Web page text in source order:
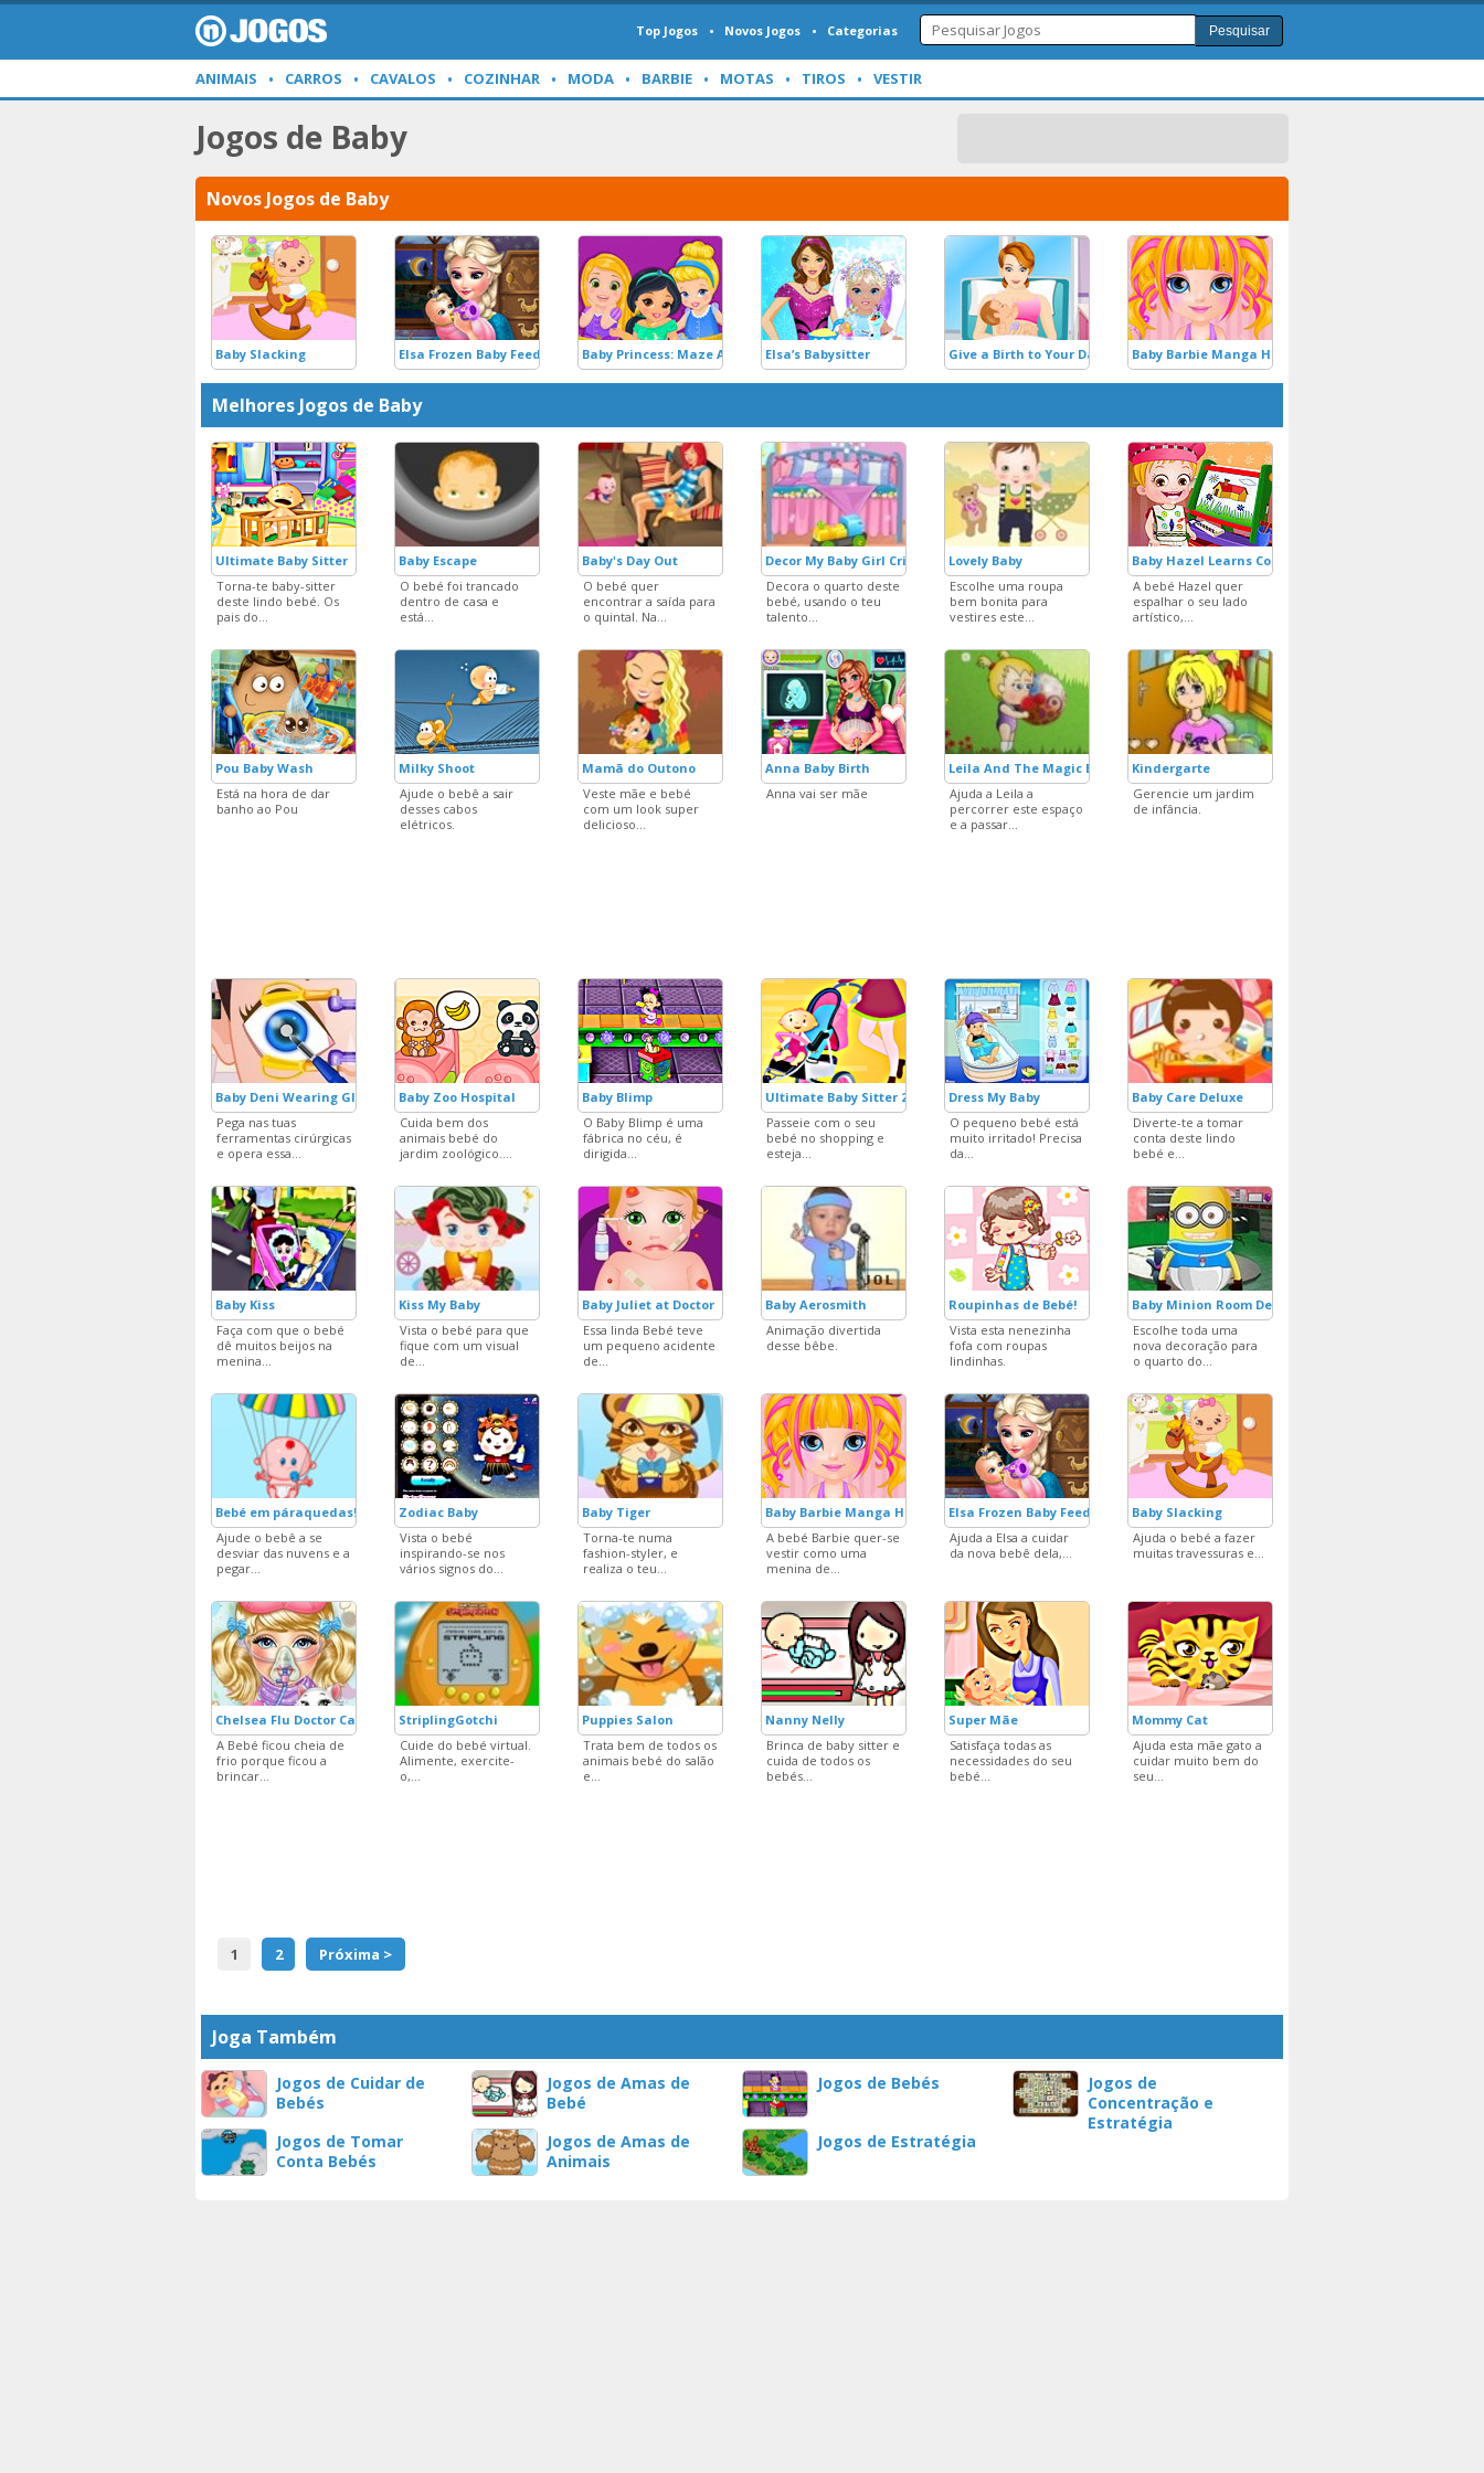
Top Jogos Novos Jogos Categorias Pesquisar
ANIMAIS CARROS CAVALOS COZINHAR MODA BARBIE MOTAS TIROS VESTIR
Jogos de Baby
Novos Jogos de Baby
Baby Slacking Elsa Frozen Baby Feeding Baby Princess: Maze AdventureElsa’s Babysitter Give a Birth to Your DaughterBaby Barbie Manga Haircuts
Melhores Jogos de Baby
Ultimate Baby Sitter
Torna-te baby-sitter
deste lindo bebé. Os
pais do...
Baby Escape
O bebé foi trancado
dentro de casa e
está...
Baby's Day Out
O bebé quer
encontrar a saída para
o quintal. Na...
Decor My Baby Girl Crib
Decora o quarto deste
bebé, usando o teu
talento...
Lovely Baby
Escolhe uma roupa
bem bonita para
vestires este...
Baby Hazel Learns Colours
A bebé Hazel quer
espalhar o seu lado
artístico,...
Pou Baby Wash
Está na hora de dar
banho ao Pou
Milky Shoot
Ajude o bebê a sair
desses cabos
elétricos.
Mamã do Outono
Veste mãe e bebé
com um look super
delicioso...
Anna Baby Birth
Anna vai ser mãe
Leila And The Magic Ball
Ajuda a Leila a
percorrer este espaço
e a passar...
Kindergarte
Gerencie um jardim
de infância.
Baby Deni Wearing Glasses
Pega nas tuas
ferramentas cirúrgicas
e opera essa...
Baby Zoo Hospital
Cuida bem dos
animais bebé do
jardim zoológico....
Baby Blimp
O Baby Blimp é uma
fábrica no céu, é
dirigida...
Ultimate Baby Sitter 2
Passeie com o seu
bebé no shopping e
esteja...
Dress My Baby
O pequeno bebé está
muito irritado! Precisa
da...
Baby Care Deluxe
Diverte-te a tomar
conta deste lindo
bebé e...
Baby Kiss
Faça com que o bebé
dê muitos beijos na
menina...
Kiss My Baby
Vista o bebé para que
fique com um visual
de...
Baby Juliet at Doctor
Essa linda Bebé teve
um pequeno acidente
de...
Baby Aerosmith
Animação divertida
desse bêbe.
Roupinhas de Bebé!
Vista esta nenezinha
fofa com roupas
lindinhas.
Baby Minion Room Decor
Escolhe toda uma
nova decoração para
o quarto do...
Bebé em páraquedas!
Ajude o bebê a se
desviar das nuvens e a
pegar...
Zodiac Baby
Vista o bebé
inspirando-se nos
vários signos do...
Baby Tiger
Torna-te numa
fashion-styler, e
realiza o teu...
Baby Barbie Manga Haircuts
A bebé Barbie quer-se
vestir como uma
menina de...
Elsa Frozen Baby Feeding
Ajuda a Elsa a cuidar
da nova bebê dela,...
Baby Slacking
Ajuda o bebé a fazer
muitas travessuras e...
Chelsea Flu Doctor Care
A Bebé ficou cheia de
frio porque ficou a
brincar...
StriplingGotchi
Cuide do bebé virtual.
Alimente, exercite-
o,...
Puppies Salon
Trata bem de todos os
animais bebé do salão
e...
Nanny Nelly
Brinca de baby sitter e
cuida de todos os
bebés...
Super Mãe
Satisfaça todas as
necessidades do seu
bebé...
Mommy Cat
Ajuda esta mãe gato a
cuidar muito bem do
seu...
1 2 Próxima >
Joga Também
Jogos de Cuidar de
Bebés
Jogos de Amas de
Bebé
Jogos de Bebés
Jogos de
Concentração e
Estratégia
Jogos de Tomar
Conta Bebés
Jogos de Amas de
Animais
Jogos de Estratégia